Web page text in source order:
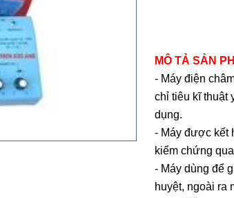
Xuất
Bảo
MÔ TẢ SẢN
- Máy điện
chỉ tiêu kĩ thuật
dụng.
- Máy được kết
kiểm chứng
- Máy dùng để
huyệt, ngoài ra